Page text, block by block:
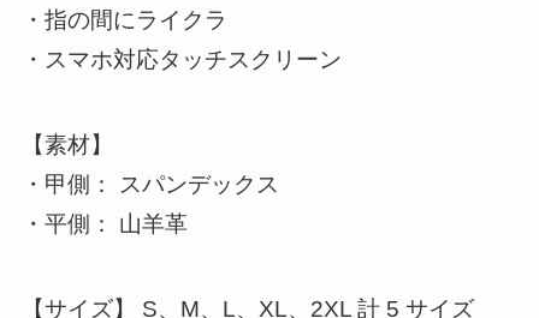
・指の間にライクラ
・スマホ対応タッチスクリーン
【素材】
・甲側： スパンデックス
・平側： 山羊革
【サイズ】 S、M、L、XL、2XL 計 5 サイズ